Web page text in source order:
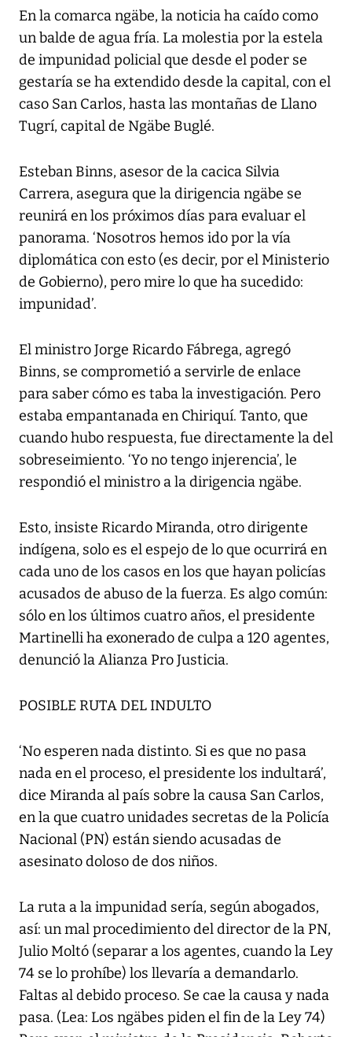
En la comarca ngäbe, la noticia ha caído como
un balde de agua fría. La molestia por la estela
de impunidad policial que desde el poder se
gestaría se ha extendido desde la capital, con el
caso San Carlos, hasta las montañas de Llano
Tugrí, capital de Ngäbe Buglé.
Esteban Binns, asesor de la cacica Silvia
Carrera, asegura que la dirigencia ngäbe se
reunirá en los próximos días para evaluar el
panorama. ‘Nosotros hemos ido por la vía
diplomática con esto (es decir, por el Ministerio
de Gobierno), pero mire lo que ha sucedido:
impunidad’.
El ministro Jorge Ricardo Fábrega, agregó
Binns, se comprometió a servirle de enlace
para saber cómo es taba la investigación. Pero
estaba empantanada en Chiriquí. Tanto, que
cuando hubo respuesta, fue directamente la del
sobreseimiento. ‘Yo no tengo injerencia’, le
respondió el ministro a la dirigencia ngäbe.
Esto, insiste Ricardo Miranda, otro dirigente
indígena, solo es el espejo de lo que ocurrirá en
cada uno de los casos en los que hayan policías
acusados de abuso de la fuerza. Es algo común:
sólo en los últimos cuatro años, el presidente
Martinelli ha exonerado de culpa a 120 agentes,
denunció la Alianza Pro Justicia.
POSIBLE RUTA DEL INDULTO
‘No esperen nada distinto. Si es que no pasa
nada en el proceso, el presidente los indultará’,
dice Miranda al país sobre la causa San Carlos,
en la que cuatro unidades secretas de la Policía
Nacional (PN) están siendo acusadas de
asesinato doloso de dos niños.
La ruta a la impunidad sería, según abogados,
así: un mal procedimiento del director de la PN,
Julio Moltó (separar a los agentes, cuando la Ley
74 se lo prohíbe) los llevaría a demandarlo.
Faltas al debido proceso. Se cae la causa y nada
pasa. (Lea: Los ngäbes piden el fin de la Ley 74)